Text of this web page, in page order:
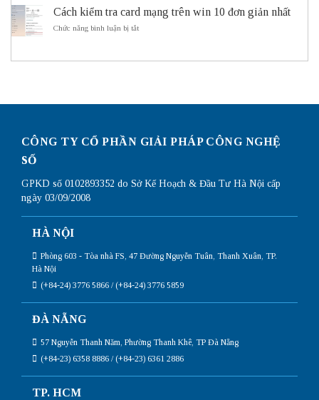
minh
ITS
sử
dụng
Subnetting
cấu
Cách kiểm tra card mạng trên win 10 đơn giản nhất
Chức năng bình luận bị tắtở
tra
win
nhất
CÔNG TY CỔ PHẦN GIẢI PHÁP CÔNG NGHỆ
SỐ
GPKD số 0102893352 do Sở Kế Hoạch & Đầu Tư Hà Nội cấp
ngày 03/09/2008
HÀ NỘI
Phòng 603 - Tòa nhà FS, 47 Đường Nguyễn Tuân, Thanh Xuân, TP.
Hà Nội
(+84-24) 3776 5866 / (+84-24) 3776 5859
ĐÀ NẴNG
57 Nguyễn Thanh Năm, Phường Thanh Khê, TP Đà Nẵng
(+84-23) 6358 8886 / (+84-23) 6361 2886
TP. HCM